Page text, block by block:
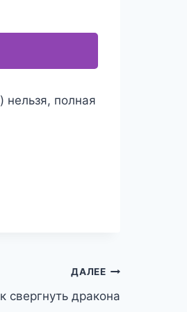
нельзя, полная
ДАЛЕЕ
свергнуть дракона